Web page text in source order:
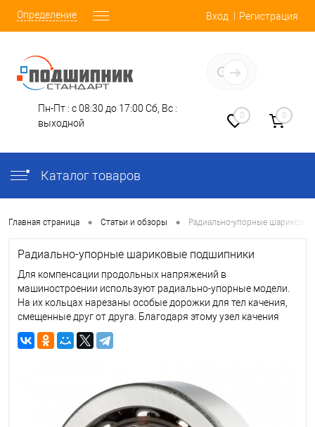
Определение Вход Регистрация
Пн-Пт : с 08:30 до 17:00 Сб, Вс :
выходной
0 0
Каталог товаров
Главная страница • Статьи и обзоры • Радиально-упорные
Радиально-упорные шариковые подшипники
Для компенсации продольных напряжений в
машиностроении используют радиально-упорные модели.
На их кольцах нарезаны особые дорожки для тел качения,
смещенные друг от друга. Благодаря этому узел качения
противостоит продольной и поперечной нагрузке.